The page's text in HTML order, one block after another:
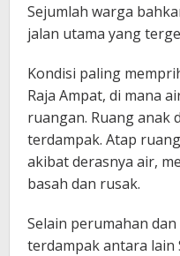
Sejumlah warga
jalan utama yang
Kondisi paling
Raja Ampat, di mana
ruangan. Ruang anak
terdampak. Atap
akibat derasnya air,
basah dan rusak.
Selain perumahan
terdampak antara lain